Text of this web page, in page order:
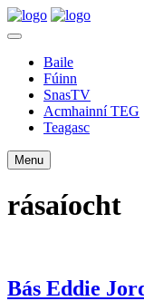
Baile
Fúinn
SnasTV
Acmhainní TEG
Teagasc
Menu
rásaíocht
Bás Eddie